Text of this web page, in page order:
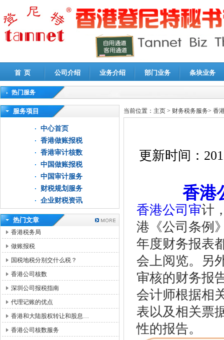
首 页 公司介绍 业务介绍 部门业务 条块业务
热门服务
高新技术企业认定审计|企业所得税汇算清缴申报鉴证
服务项目
中心首页
香港做账报税
香港审计核数
中国做账报税
中国审计服务
财税规划服务
企业财税资讯
热门文章
香港税务局
做账报税
国税地税分别交什么税？
香港公司核数
深圳公司报税指南
代理记账的优点
香港和大陆股权转让和股息…
香港公司核数服务
当前位置： 主页 > 财务税务服务> 香
更新时间：
香港
香港公司审计
港《公司条例
年度财务报表
会上阅览。另
审核的财务报
会计师根据相
表以及相关票
性的报告。